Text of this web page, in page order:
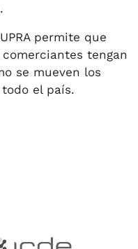
permite que
tengan
se mueven los
el país.